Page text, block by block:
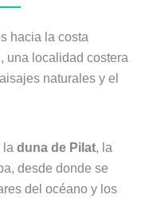
hacia la costa
, una localidad costera
naturales y el
la duna de Pilat, la
desde donde se
del océano y los